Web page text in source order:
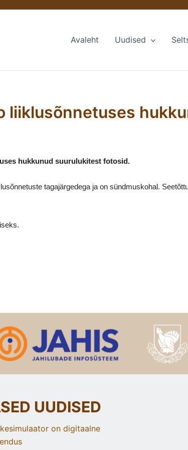
Avaleht Uudised
liiklusõnnetuses
hukkunud suurulukitest fotosid.
tagajärgedega ja on sündmuskohal.
UUDISED
on digitaalne